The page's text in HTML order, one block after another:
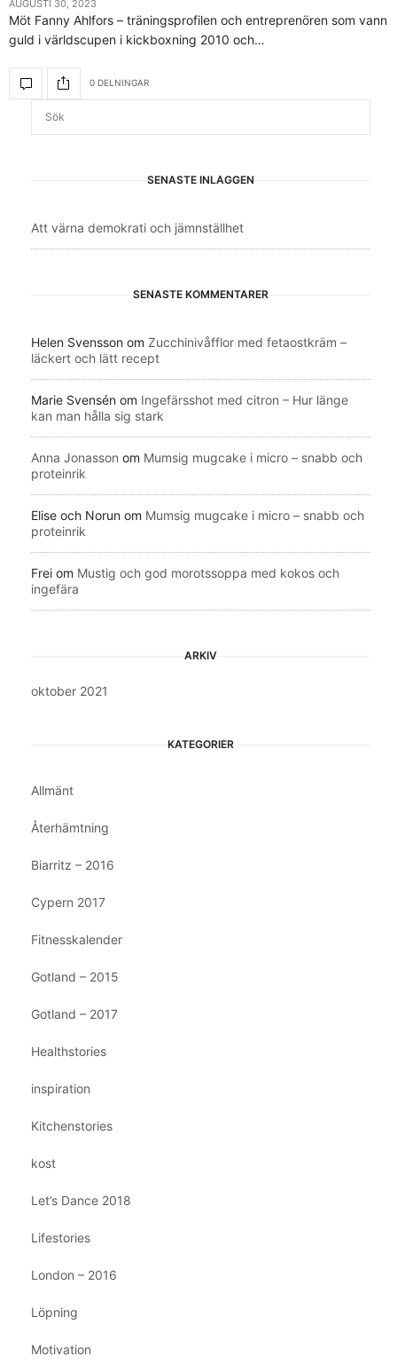
AUGUSTI 30, 2023
Möt Fanny Ahlfors – träningsprofilen och entreprenören som vann
guld i världscupen i kickboxning 2010 och…
0 DELNINGAR
SENASTE INLÄGGEN
Att värna demokrati och jämnställhet
SENASTE KOMMENTARER
Helen Svensson om Zucchinivåfflor med fetaostkräm –
läckert och lätt recept
Marie Svensén om Ingefärsshot med citron – Hur länge
kan man hålla sig stark
Anna Jonasson om Mumsig mugcake i micro – snabb och
proteinrik
Elise och Norun om Mumsig mugcake i micro – snabb och
proteinrik
Frei om Mustig och god morotssoppa med kokos och
ingefära
ARKIV
oktober 2021
KATEGORIER
Allmänt
Återhämtning
Biarritz – 2016
Cypern 2017
Fitnesskalender
Gotland – 2015
Gotland – 2017
Healthstories
inspiration
Kitchenstories
kost
Let’s Dance 2018
Lifestories
London – 2016
Löpning
Motivation